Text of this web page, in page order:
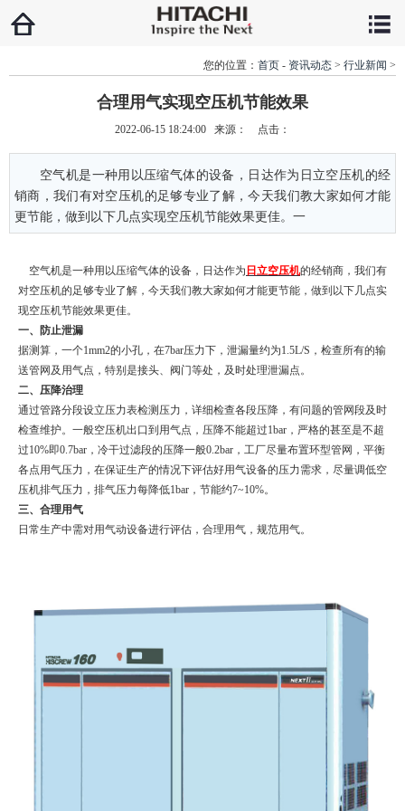
您的位置： 首页 - 资讯动态 > 行业新闻 >
合理用气实现空压机节能效果
2022-06-15 18:24:00 来源： 点击：
空气机是一种用以压缩气体的设备，日达作为日立空压机的经
销商，我们有对空压机的足够专业了解，今天我们教大家如何才能
更节能，做到以下几点实现空压机节能效果更佳。一
空气机是一种用以压缩气体的设备，日达作为 日立空压机的经销商，我们有
对空压机的足够专业了解，今天我们教大家如何才能更节能，做到以下几点实
现空压机节能效果更佳。
一、防止泄漏
据测算，一个1mm2的小孔，在7bar压力下，泄漏量约为1.5L/S，检查所有的输
送管网及用气点，特别是接头、阀门等处，及时处理泄漏点。
二、压降治理
通过管路分段设立压力表检测压力，详细检查各段压降，有问题的管网段及时
检查维护。一般空压机出口到用气点，压降不能超过1bar，严格的甚至是不超
过10%即0.7bar，冷干过滤段的压降一般0.2bar，工厂尽量布置环型管网，平衡
各点用气压力，在保证生产的情况下评估好用气设备的压力需求，尽量调低空
压机排气压力，排气压力每降低1bar，节能约7~10%。
三、合理用气
日常生产中需对用气动设备进行评估，合理用气，规范用气。